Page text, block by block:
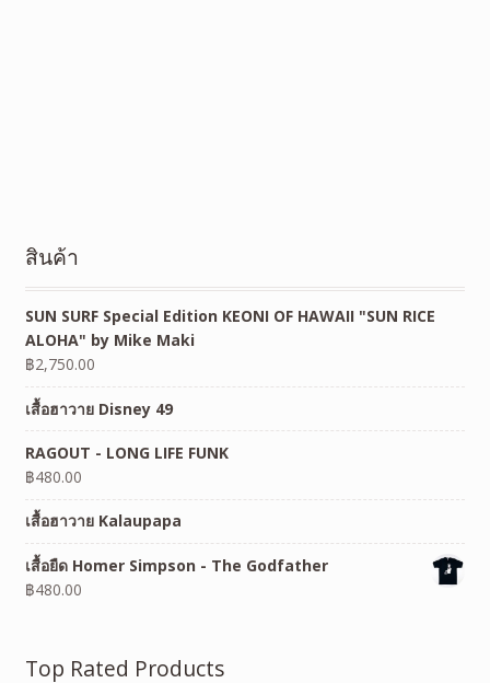
สินค้า
SUN SURF Special Edition KEONI OF HAWAII "SUN RICE
ALOHA" by Mike Maki
฿2,750.00
เสื้อฮาวาย Disney 49
RAGOUT - LONG LIFE FUNK
฿480.00
เสื้อฮาวาย Kalaupapa
เสื้อยืด Homer Simpson - The Godfather
฿480.00
Top Rated Products